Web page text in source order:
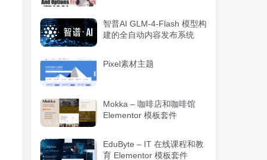
智普AI GLM-4-Flash 模型构
建的全自动内容发布系统
Pixel素材主题
Mokka – 咖啡店和咖啡馆
Elementor 模板套件
EduByte – IT 在线课程和教
育 Elementor 模板套件